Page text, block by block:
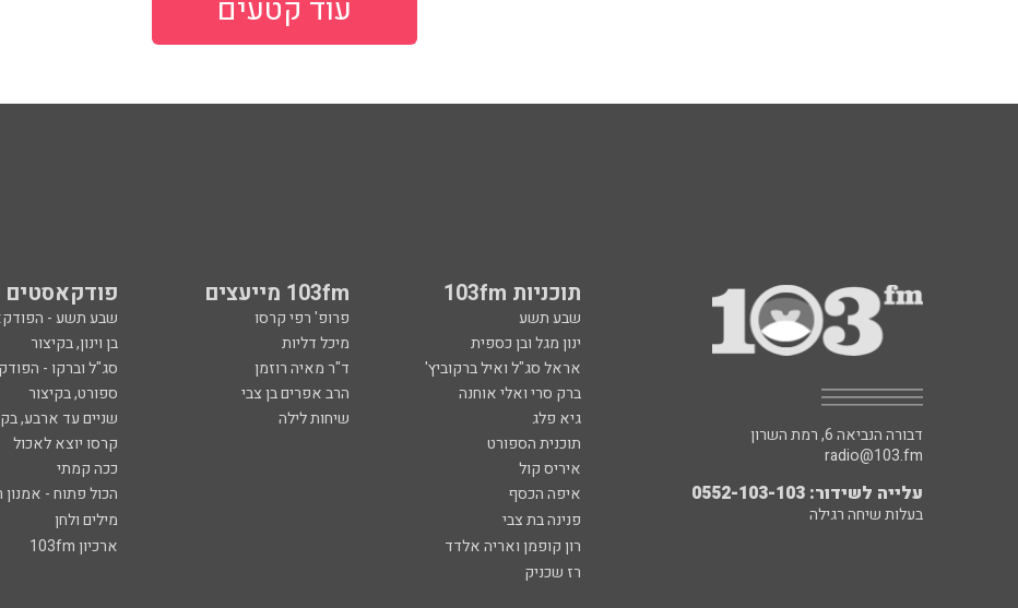
עוד קטעים
תוכניות 103fm 103fm מייעצים פודקאסטים
שבע תשע פרופ' רפי קרסו שבע תשע -
ינון מגל ובן כספית
מיכל דליות בן וינון, בקיצור
אראל סג"ל ואיל ברקוביץ'
ד"ר מאיה רוזמן סג"ל וברקו -
ברק סרי ואלי אוחנה
הרב אפרים בן צבי ספורט, בקיצור
גיא פלג
שיחות לילה שניים עד ארבע,
תוכנית הספורט
קרסו יוצא לאכול
איריס קול
ככה קמתי
איפה הכסף
הכול פתוח - אמנון
פנינה בת צבי
מילים ולחן
רון קופמן ואריה אלדד
ארכיון 103fm
רז שכניק
דבורה הנביאה 6, רמת השרון
radio@103.fm
עלייה לשידור: 0552-103-103
בעלות שיחה רגילה